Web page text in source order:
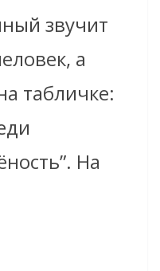
звучит
а
табличке:
На